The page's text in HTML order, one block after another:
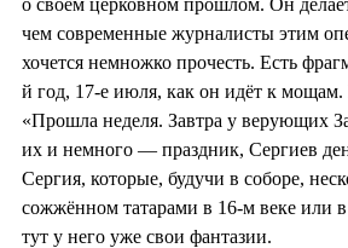
чем современные журналисты этим
хочется немножко прочесть. Есть
й год, 17-е июля, как он идёт к
«Прошла неделя. Завтра у верующих
их и немного — праздник, Сергиев
Сергия, которые, будучи в соборе,
сожжённом татарами в 16-м веке или
тут у него уже свои фантазии.